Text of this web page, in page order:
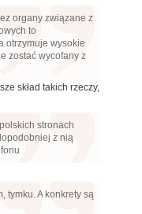
organy związane z
to
otrzymuje wysokie
zostać wycofany z
skład takich rzeczy,
stronach
z nią
tymku. A konkrety są